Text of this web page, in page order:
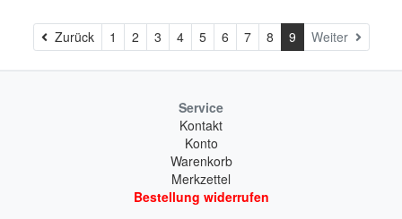
ZurückZurück
1 2 3 4 5 6 7 8 9 Weiter
Service
Kontakt
Konto
Warenkorb
Merkzettel
Bestellung widerrufen